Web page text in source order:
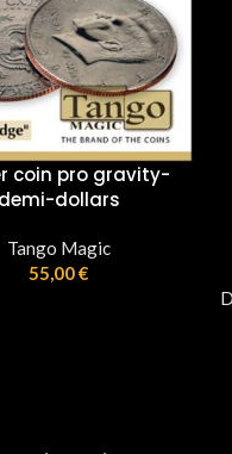
pièces vol.2